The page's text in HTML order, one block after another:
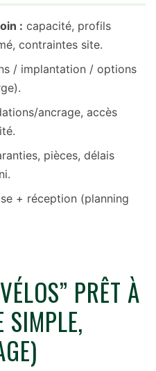
: capacité, profils
contraintes site.
/ implantation / options
ancrage, accès
pièces, délais
+ réception (planning
PRÊT À
SIMPLE,